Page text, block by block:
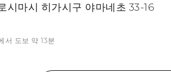
시마시 히가시구 야마네초 33-16
서 도보 약 13분